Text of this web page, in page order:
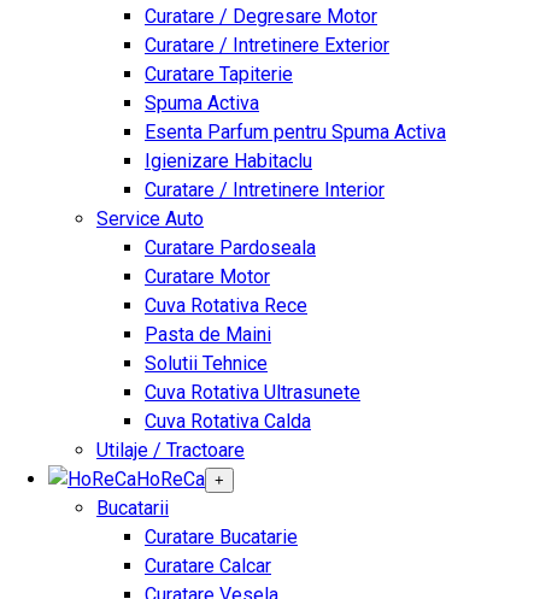
Curatare / Degresare Motor
Curatare / Intretinere Exterior
Curatare Tapiterie
Spuma Activa
Esenta Parfum pentru Spuma Activa
Igienizare Habitaclu
Curatare / Intretinere Interior
Service Auto
Curatare Pardoseala
Curatare Motor
Cuva Rotativa Rece
Pasta de Maini
Solutii Tehnice
Cuva Rotativa Ultrasunete
Cuva Rotativa Calda
Utilaje / Tractoare
HoReCa +
Bucatarii
Curatare Bucatarie
Curatare Calcar